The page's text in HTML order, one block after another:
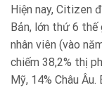
Hiện nay, Citizen
Bản, lớn thứ 6
nhân viên (vào
chiếm 38,2% thị
Mỹ, 14% Châu